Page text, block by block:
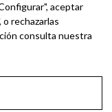
y presiona
aceptar
rechazarlas
consulta nuestra